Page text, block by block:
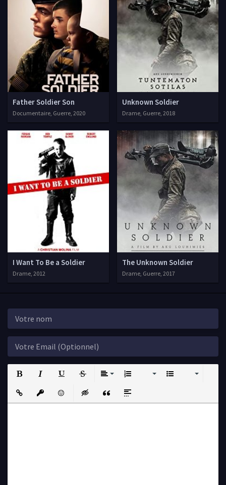
Father Soldier Son
Documentaire, Guerre, 2020
Unknown Soldier
Drame, Guerre, 2018
I Want To Be a Soldier
Drame, 2012
The Unknown Soldier
Drame, Guerre, 2017
Strikethrough
Insert LinkInsert protected link
EmoticonsInsert hidden text
Insert QuoteInsert spoiler